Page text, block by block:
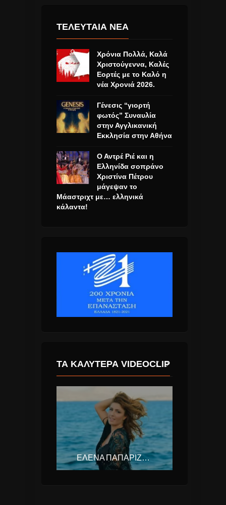
ΤΕΛΕΥΤΑΙΑ ΝΕΑ
Χρόνια Πολλά, Καλά
Χριστούγεννα, Καλές
Εορτές με το Καλό η
νέα Χρονιά 2026.
Γένεσις “γιορτή
φωτός” Συναυλία
στην Αγγλικανική
Εκκλησία στην Αθήνα
Ο Αντρέ Ριέ και η
Ελληνίδα σοπράνο
Χριστίνα Πέτρου
μάγεψαν το
Μάαστριχτ με… ελληνικά
κάλαντα!
ΤΑ ΚΑΛΎΤΕΡΑ VIDEOCLIP
ΈΛΕΝΑ ΠΑΠΑΡΊΖΟΥ – FIESTA